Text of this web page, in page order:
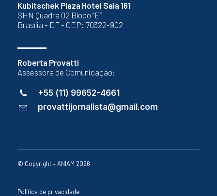
Kubitschek Plaza Hotel Sala 161
SHN Quadra 02 Bloco “E”
Brasília - DF - CEP: 70322-902
Roberta Provatti
Assessora de Comunicação:
+55 (11) 99652-4661
provattijornalista@gmail.com
© Copyright – ANIAM 2026
Política de privacidade